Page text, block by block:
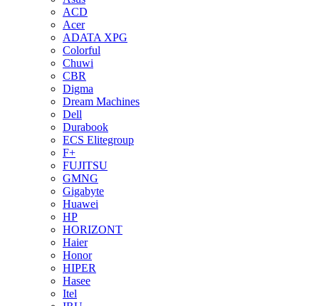
ACD
Acer
ADATA XPG
Colorful
Chuwi
CBR
Digma
Dream Machines
Dell
Durabook
ECS Elitegroup
F+
FUJITSU
GMNG
Gigabyte
Huawei
HP
HORIZONT
Haier
Honor
HIPER
Hasee
Itel